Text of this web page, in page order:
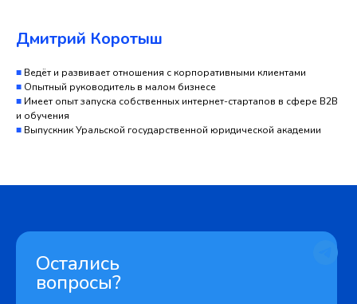
Дмитрий Коротыш
■ Ведёт и развивает отношения с корпоративными клиентами
■ Опытный руководитель в малом бизнесе
■ Имеет опыт запуска собственных интернет-стартапов в сфере B2B
и обучения
■ Выпускник Уральской государственной юридической академии
Остались
вопросы?